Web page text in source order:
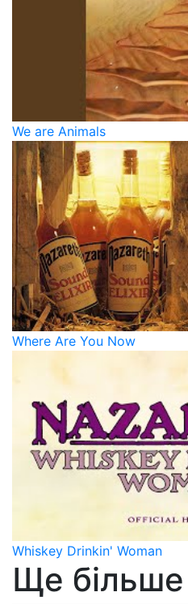
We are Animals
Where Are You Now
Whiskey Drinkin' Woman
Ще